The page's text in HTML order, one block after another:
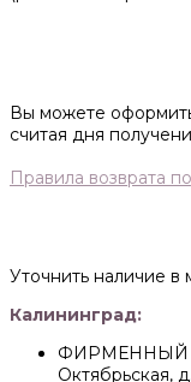
Вы можете
считая дня
Правила возврата
Уточнить наличие в
Калининград:
ФИРМЕННЫЙ
Октябрьская,